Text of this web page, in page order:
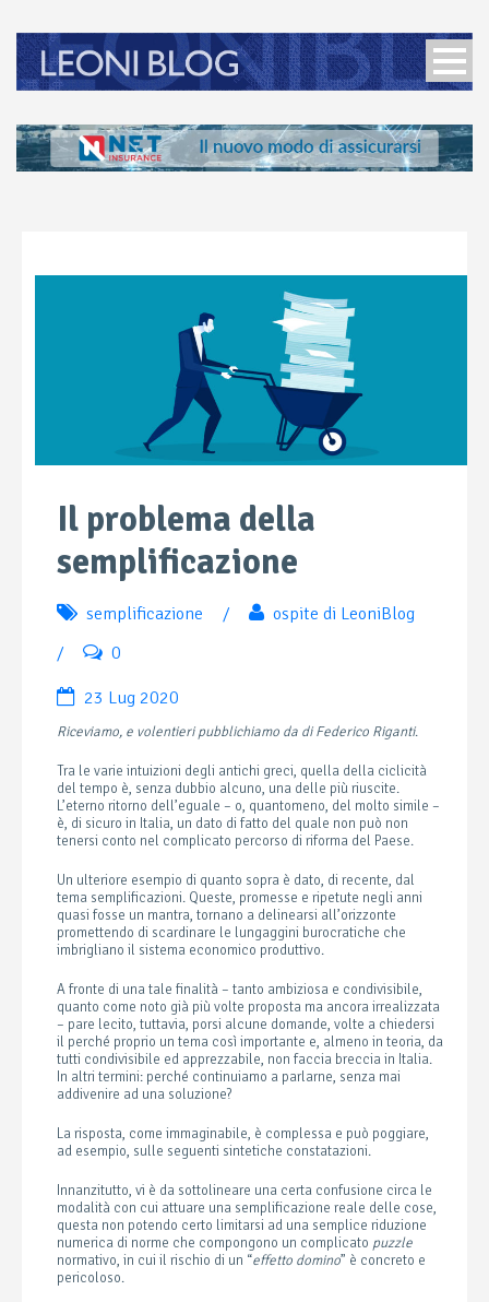
Il problema della
semplificazione
semplificazione /
ospite di LeoniBlog
/
0
23 Lug 2020
Riceviamo, e volentieri pubblichiamo da di Federico Riganti.
Tra le varie intuizioni degli antichi greci, quella della ciclicità
del tempo è, senza dubbio alcuno, una delle più riuscite.
L’eterno ritorno dell’eguale – o, quantomeno, del molto simile –
è, di sicuro in Italia, un dato di fatto del quale non può non
tenersi conto nel complicato percorso di riforma del Paese.
Un ulteriore esempio di quanto sopra è dato, di recente, dal
tema semplificazioni. Queste, promesse e ripetute negli anni
quasi fosse un mantra, tornano a delinearsi all’orizzonte
promettendo di scardinare le lungaggini burocratiche che
imbrigliano il sistema economico produttivo.
A fronte di una tale finalità – tanto ambiziosa e condivisibile,
quanto come noto già più volte proposta ma ancora irrealizzata
– pare lecito, tuttavia, porsi alcune domande, volte a chiedersi
il perché proprio un tema così importante e, almeno in teoria, da
tutti condivisibile ed apprezzabile, non faccia breccia in Italia.
In altri termini: perché continuiamo a parlarne, senza mai
addivenire ad una soluzione?
La risposta, come immaginabile, è complessa e può poggiare,
ad esempio, sulle seguenti sintetiche constatazioni.
Innanzitutto, vi è da sottolineare una certa confusione circa le
modalità con cui attuare una semplificazione reale delle cose,
questa non potendo certo limitarsi ad una semplice riduzione
numerica di norme che compongono un complicato puzzle
normativo, in cui il rischio di un “effetto domino” è concreto e
pericoloso.